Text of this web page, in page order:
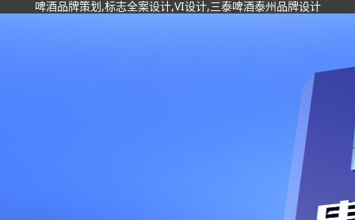
啤酒品牌策划,标志全案设计,VI设计,三泰啤酒泰州品牌设计